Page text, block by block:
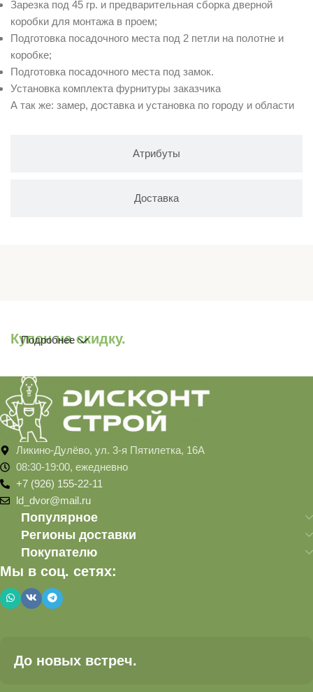
Атрибуты
Доставка
Зарезка под 45 гр. и предварительная сборка дверной
коробки для монтажа в проем;
Подготовка посадочного места под 2 петли на полотне и
коробке;
Подготовка посадочного места под замок.
Установка комплекта фурнитуры заказчика
А так же: замер, доставка и установка по городу и области
Купон на скидку.
Подробнее
Ликино-Дулёво, ул. 3-я Пятилетка, 16А
08:30-19:00, ежедневно
+7 (926) 155-22-11
ld_dvor@mail.ru
Популярное
Регионы доставки
Покупателю
Мы в соц. сетях:
До новых встреч.